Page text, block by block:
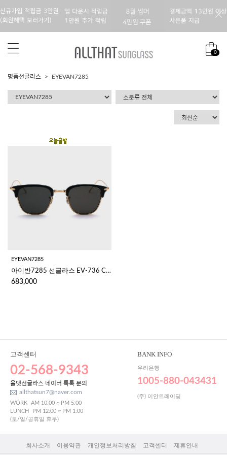
0
명품선글라스 EYEVAN7285
EYEVAN7285
아이반7285 선글라스 EV-736 C1002
683,000
고객센터
02-568-9343
올댓선글라스 네이버 톡톡 문의
allthatsun7@naver.com
WORK
AM 10:00 ~ PM 5:00
LUNCH
PM 12:00 ~ PM 1:00
(토/일/공휴일 휴무)
BANK INFO
우리은행
1005-880-043431
(주) 이안트레이딩
회사소개 이용약관 개인정보처리방침 고객센터 제휴안내